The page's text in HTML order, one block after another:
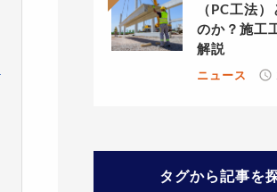
（PC工法
のか？施工
解説
ニュース
タグから記事を